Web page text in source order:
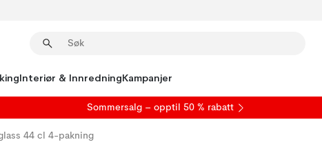
Interiør & InnredningKampanjer
Sommersalg – opptil 50 % rabatt
44 cl 4-pakning